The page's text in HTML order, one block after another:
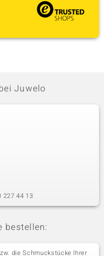
Juwelo
227 44 13
bestellen:
die Schmuckstücke Ihrer